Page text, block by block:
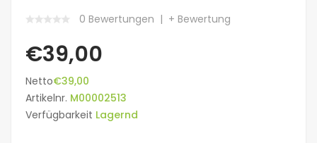
0 Bewertungen + Bewertung
€39,00
Netto€39,00
Artikelnr. M00002513
Verfügbarkeit Lagernd